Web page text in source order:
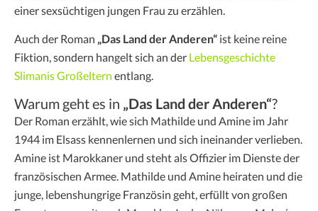
einer sexsüchtigen jungen Frau zu erzählen.
Auch der Roman „Das Land der Anderen“ ist keine reine
Fiktion, sondern hangelt sich an der Lebensgeschichte
Slimanis Großeltern entlang.
Warum geht es in „Das Land der Anderen“?
Der Roman erzählt, wie sich Mathilde und Amine im Jahr
1944 im Elsass kennenlernen und sich ineinander verlieben.
Amine ist Marokkaner und steht als Offizier im Dienste der
französischen Armee. Mathilde und Amine heiraten und die
junge, lebenshungrige Französin geht, erfüllt von großen